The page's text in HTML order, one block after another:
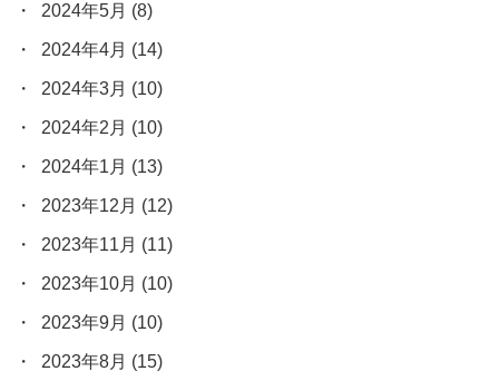
2024年5月 (8)
2024年4月 (14)
2024年3月 (10)
2024年2月 (10)
2024年1月 (13)
2023年12月 (12)
2023年11月 (11)
2023年10月 (10)
2023年9月 (10)
2023年8月 (15)